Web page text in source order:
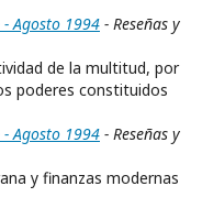
Agosto 1994 - Reseñas y
de la multitud, por
poderes constituidos
Agosto 1994 - Reseñas y
y finanzas modernas